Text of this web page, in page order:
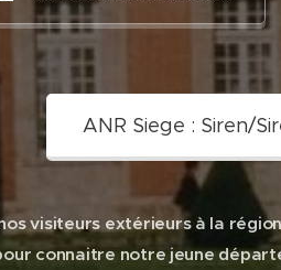
ANR Siege : Siren/
visiteurs extérieurs à la
connaitre notre jeune